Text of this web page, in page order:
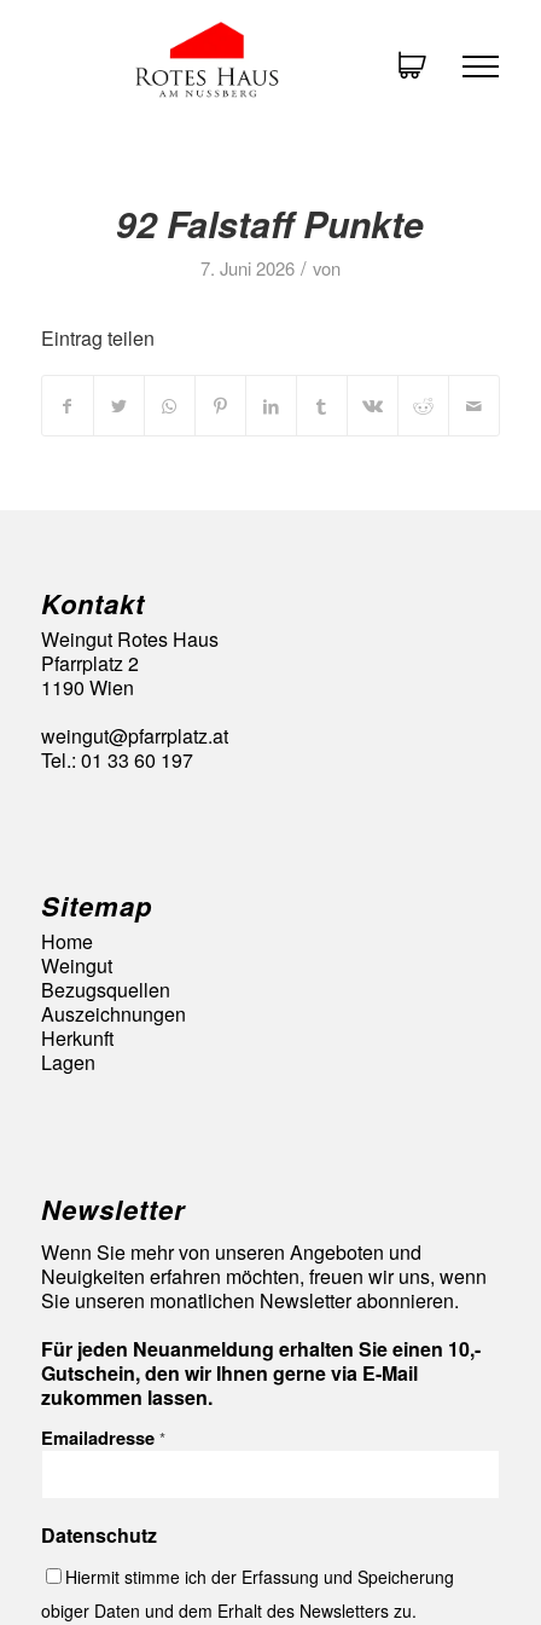
92 Falstaff Punkte
7. Juni 2026 / von
Eintrag teilen
Kontakt
Weingut Rotes Haus
Pfarrplatz 2
1190 Wien
weingut@pfarrplatz.at
Tel.: 01 33 60 197
Sitemap
Home
Weingut
Bezugsquellen
Auszeichnungen
Herkunft
Lagen
Newsletter
Wenn Sie mehr von unseren Angeboten und
Neuigkeiten erfahren möchten, freuen wir uns, wenn
Sie unseren monatlichen Newsletter abonnieren.
Für jeden Neuanmeldung erhalten Sie einen 10,-
Gutschein, den wir Ihnen gerne via E-Mail
zukommen lassen.
Emailadresse *
Datenschutz
Hiermit stimme ich der Erfassung und Speicherung
obiger Daten und dem Erhalt des Newsletters zu.